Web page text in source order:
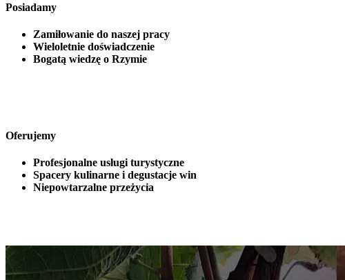
Posiadamy
Zamiłowanie do naszej pracy
Wieloletnie doświadczenie
Bogatą wiedzę o Rzymie
Oferujemy
Profesjonalne usługi turystyczne
Spacery kulinarne i degustacje win
Niepowtarzalne przeżycia